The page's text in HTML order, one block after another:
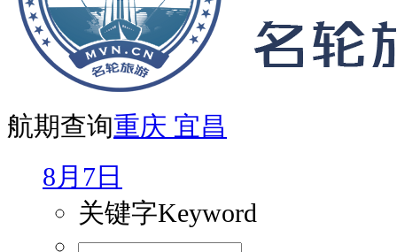
航期查询重庆 宜昌
8月7日
关键字Keyword